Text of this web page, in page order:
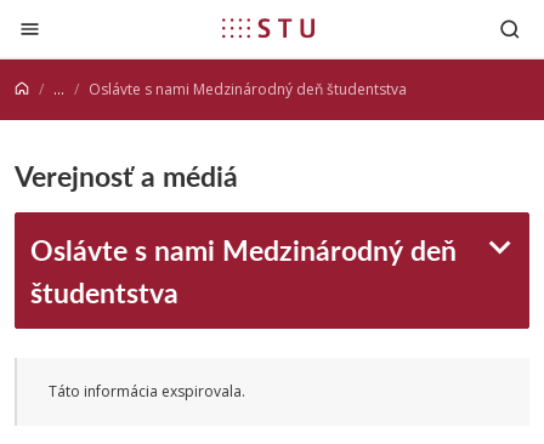
Prejsť na obsah
... Oslávte s nami Medzinárodný deň študentstva
Verejnosť a médiá
Oslávte s nami Medzinárodný deň
študentstva
Táto informácia exspirovala.